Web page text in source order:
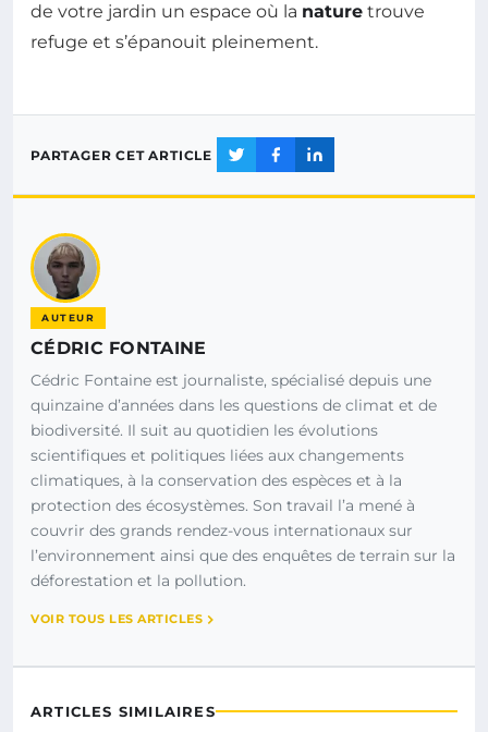
de votre jardin un espace où la nature trouve
refuge et s’épanouit pleinement.
PARTAGER CET ARTICLE
AUTEUR
CÉDRIC FONTAINE
Cédric Fontaine est journaliste, spécialisé depuis une
quinzaine d’années dans les questions de climat et de
biodiversité. Il suit au quotidien les évolutions
scientifiques et politiques liées aux changements
climatiques, à la conservation des espèces et à la
protection des écosystèmes. Son travail l’a mené à
couvrir des grands rendez-vous internationaux sur
l’environnement ainsi que des enquêtes de terrain sur la
déforestation et la pollution.
VOIR TOUS LES ARTICLES
ARTICLES SIMILAIRES